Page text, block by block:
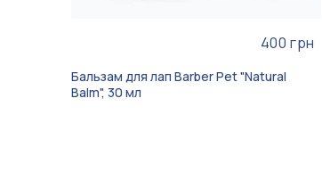
400 грн
Бальзам для лап Barber Pet "Natural
Balm", 30 мл